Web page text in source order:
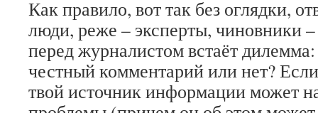
Как правило, вот так без оглядки,
люди, реже – эксперты, чиновники
перед журналистом встаёт дилемма:
честный комментарий или нет?
твой источник информации может